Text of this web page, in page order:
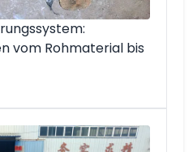
vom Rohmaterial bis